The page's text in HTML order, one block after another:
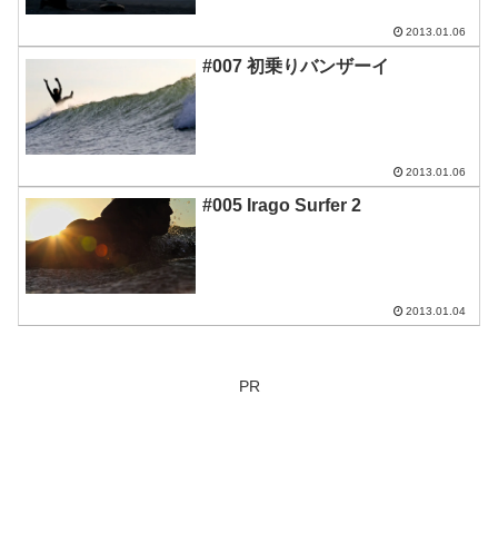
2013.01.06
#007 初乗りバンザーイ
2013.01.06
#005 Irago Surfer 2
2013.01.04
PR